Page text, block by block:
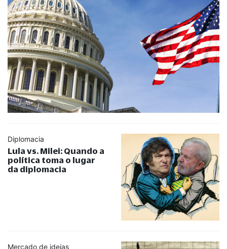
Diplomacia
Lula vs. Milei: Quando a
política toma o lugar
da diplomacia
Mercado de ideias